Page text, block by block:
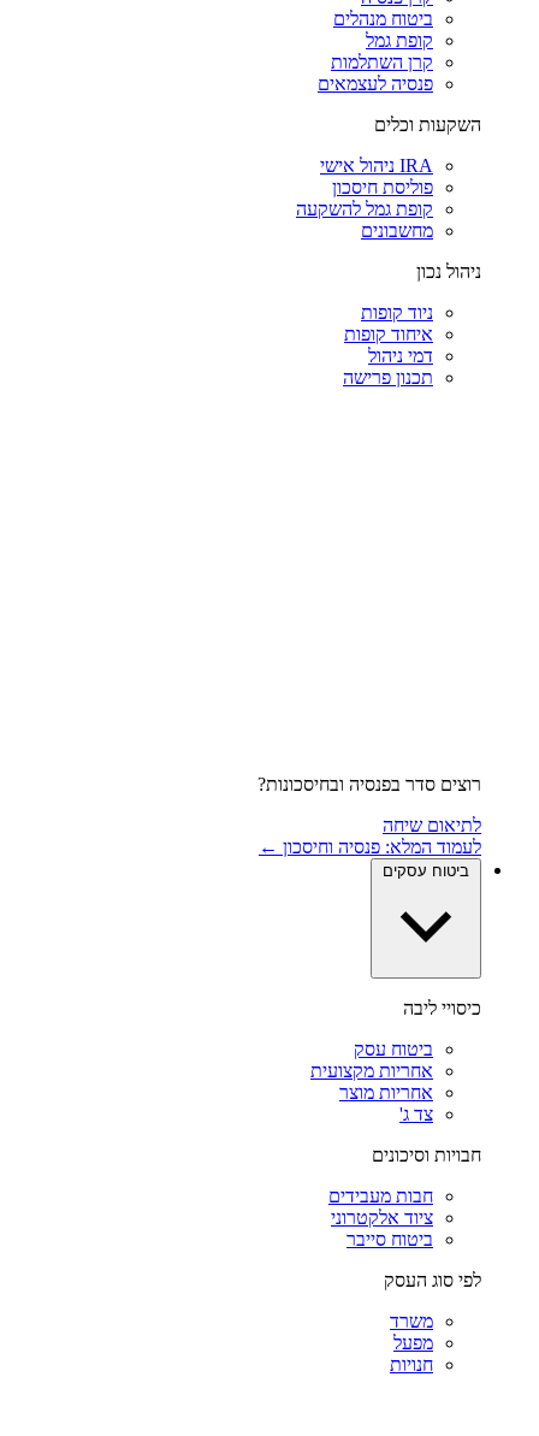
ביטוח מנהלים
קופת גמל
קרן השתלמות
פנסיה לעצמאים
השקעות וכלים
IRA ניהול אישי
פוליסת חיסכון
קופת גמל להשקעה
מחשבונים
ניהול נכון
ניוד קופות
איחוד קופות
דמי ניהול
תכנון פרישה
רוצים סדר בפנסיה ובחיסכונות?
לתיאום שיחה
לעמוד המלא: פנסיה וחיסכון ←
ביטוח עסקים
כיסויי ליבה
ביטוח עסק
אחריות מקצועית
אחריות מוצר
צד ג'
חבויות וסיכונים
חבות מעבידים
ציוד אלקטרוני
ביטוח סייבר
לפי סוג העסק
משרד
מפעל
חנויות